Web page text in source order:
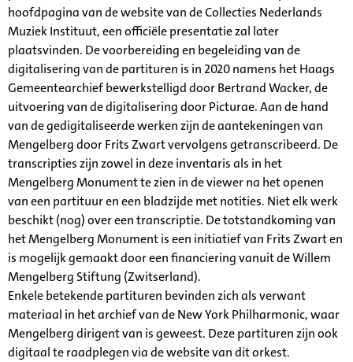
hoofdpagina van de website van de Collecties Nederlands
Muziek Instituut, een officiële presentatie zal later
plaatsvinden. De voorbereiding en begeleiding van de
digitalisering van de partituren is in 2020 namens het Haags
Gemeentearchief bewerkstelligd door Bertrand Wacker, de
uitvoering van de digitalisering door Picturae. Aan de hand
van de gedigitaliseerde werken zijn de aantekeningen van
Mengelberg door Frits Zwart vervolgens getranscribeerd. De
transcripties zijn zowel in deze inventaris als in het
Mengelberg Monument te zien in de viewer na het openen
van een partituur en een bladzijde met notities. Niet elk werk
beschikt (nog) over een transcriptie. De totstandkoming van
het Mengelberg Monument is een initiatief van Frits Zwart en
is mogelijk gemaakt door een financiering vanuit de Willem
Mengelberg Stiftung (Zwitserland).
Enkele betekende partituren bevinden zich als verwant
materiaal in het archief van de New York Philharmonic, waar
Mengelberg dirigent van is geweest. Deze partituren zijn ook
digitaal te raadplegen via de website van dit orkest.